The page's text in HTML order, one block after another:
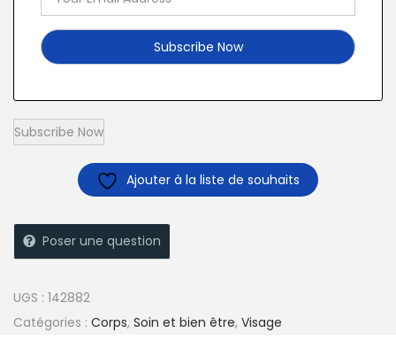
Ajouter à la liste de souhaits
Poser une question
UGS : 142882
Catégories : Corps, Soin et bien être, Visage